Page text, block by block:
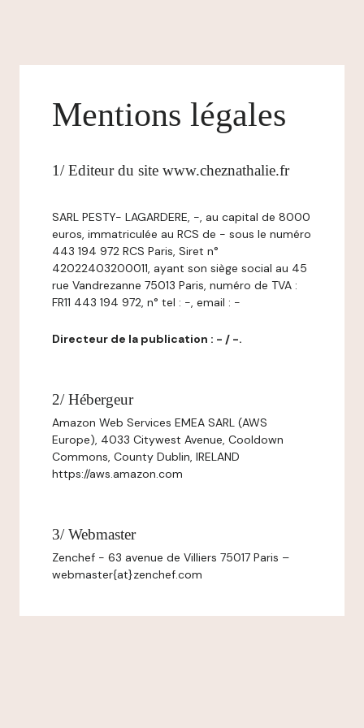
Mentions légales
1/ Editeur du site www.cheznathalie.fr
SARL PESTY- LAGARDERE, -, au capital de 8000
euros, immatriculée au RCS de - sous le numéro
443 194 972 RCS Paris, Siret n°
42022403200011, ayant son siège social au 45
rue Vandrezanne 75013 Paris, numéro de TVA :
FR11 443 194 972, n° tel : -, email : -
Directeur de la publication : - / -.
2/ Hébergeur
Amazon Web Services EMEA SARL (AWS
Europe), 4033 Citywest Avenue, Cooldown
Commons, County Dublin, IRELAND
https://aws.amazon.com
3/ Webmaster
Zenchef - 63 avenue de Villiers 75017 Paris –
webmaster{at}zenchef.com